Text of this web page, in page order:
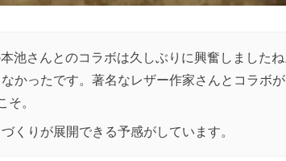
本池さんとのコラボは久しぶりに興奮しました
かったです。著名なレザー作家さんとコラボ
。
くりが展開できる予感がしています。